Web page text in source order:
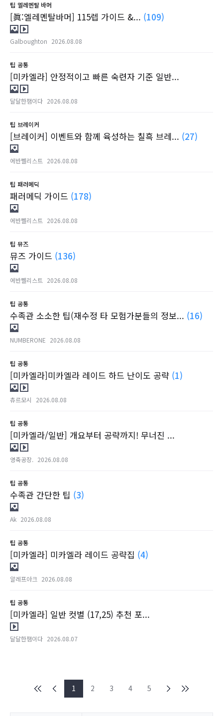
팁 엘레멘탈 바머
[眞:엘레멘탈바머] 115렙 가이드 &... (109)
Galboughton 2026.08.08
팁 공통
[미카엘라] 안정적이고 빠른 숙련자 기준 일반...
달달한잼이다 2026.08.08
팁 브레이커
[브레이커] 이벤트와 함께 육성하는 칠흑 브레... (27)
에반쩰리스트 2026.08.08
팁 패러메딕
패러메딕 가이드 (178)
에반쩰리스트 2026.08.08
팁 뮤즈
뮤즈 가이드 (136)
에반쩰리스트 2026.08.08
팁 공통
수족관 소소한 팁(재수정 타 모험가분들의 정보... (16)
NUMBERONE 2026.08.08
팁 공통
[미카엘라]미카엘라 레이드 하드 난이도 공략 (1)
츄르모시 2026.08.08
팁 공통
[미카엘라/일반] 개요부터 공략까지! 무너진 ...
영축공장. 2026.08.08
팁 공통
수족관 간단한 팁 (3)
Ak 2026.08.08
팁 공통
[미카엘라] 미카엘라 레이드 공략집 (4)
알레프아크 2026.08.08
팁 공통
[미카엘라] 일반 컷별 (17,25) 추천 포...
달달한잼이다 2026.08.07
1 2 3 4 5